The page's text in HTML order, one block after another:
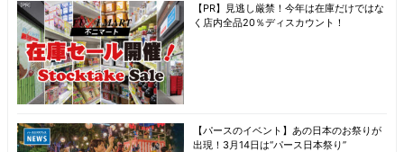
【PR】見逃し厳禁！今年は在庫だけではな
く店内全品20％ディスカウント！
【パースのイベント】あの日本のお祭りが
出現！3月14日は“パース日本祭り”